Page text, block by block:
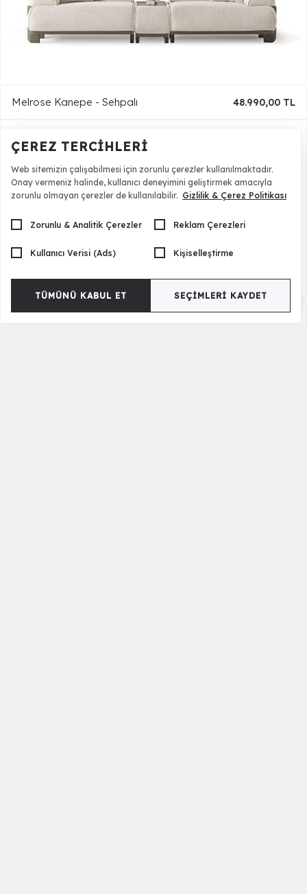
Melrose Kanepe - Sehpalı 48.990,00 TL
ÇEREZ TERCIHLERI
Web sitemizin çalışabilmesi için zorunlu çerezler kullanılmaktadır.
Onay vermeniz halinde, kullanıcı deneyimini geliştirmek amacıyla
zorunlu olmayan çerezler de kullanılabilir. Gizlilik & Çerez Politikası
Zorunlu & Analitik Çerezler Reklam Çerezleri
Kullanıcı Verisi (Ads) Kişiselleştirme
TÜMÜNÜ KABUL ET SEÇIMLERI KAYDET